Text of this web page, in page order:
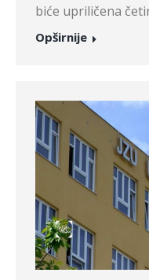
biće upriličena
Opširnije